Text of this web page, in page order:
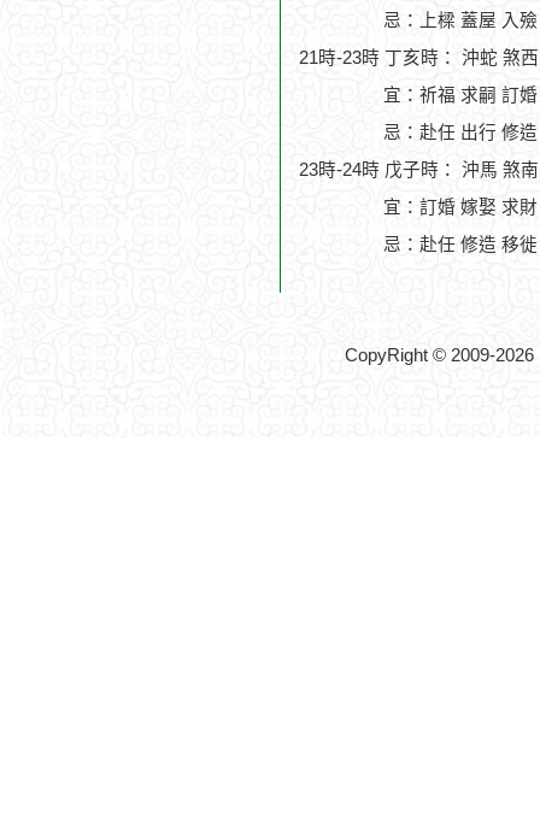
忌：上樑 蓋屋 入
21時-23時 丁亥時： 沖蛇 煞
宜：祈福 求嗣 訂
忌：赴任 出行 修
23時-24時 戊子時： 沖馬 煞
宜：訂婚 嫁娶 求
忌：赴任 修造 移
CopyRight © 2009-2026